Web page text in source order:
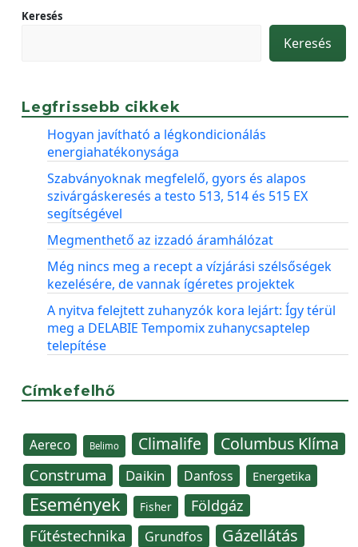
Keresés
Keresés
Legfrissebb cikkek
Hogyan javítható a légkondicionálás
energiahatékonysága
Szabványoknak megfelelő, gyors és alapos
szivárgáskeresés a testo 513, 514 és 515 EX
segítségével
Megmenthető az izzadó áramhálózat
Még nincs meg a recept a vízjárási szélsőségek
kezelésére, de vannak ígéretes projektek
A nyitva felejtett zuhanyzók kora lejárt: Így térül
meg a DELABIE Tempomix zuhanycsaptelep
telepítése
Címkefelhő
Aereco Belimo Climalife Columbus Klíma
Construma Daikin Danfoss Energetika
Események Fisher Földgáz
Fűtéstechnika Grundfos Gázellátás